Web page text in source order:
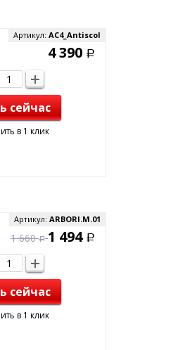
Артикул: AC4_Antiscol
4 390 Р
сейчас
в 1 клик
Артикул: ARBORI.M.01
1 660 Р 1 494 Р
сейчас
в 1 клик